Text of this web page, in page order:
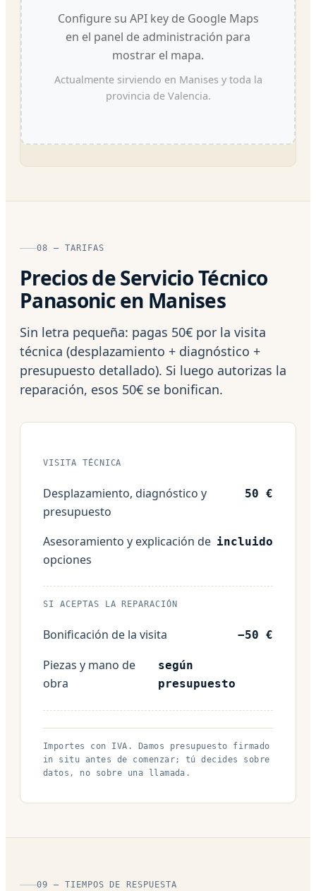
Configure su API key de Google Maps
en el panel de administración para
mostrar el mapa.
Actualmente sirviendo en Manises y toda la
provincia de Valencia.
08 — TARIFAS
Precios de Servicio Técnico
Panasonic en Manises
Sin letra pequeña: pagas 50€ por la visita
técnica (desplazamiento + diagnóstico +
presupuesto detallado). Si luego autorizas la
reparación, esos 50€ se bonifican.
VISITA TÉCNICA
Desplazamiento, diagnóstico y
presupuesto
50 €
Asesoramiento y explicación de
opciones
incluido
SI ACEPTAS LA REPARACIÓN
Bonificación de la visita −50 €
Piezas y mano de
obra
según
presupuesto
Importes con IVA. Damos presupuesto firmado
in situ antes de comenzar; tú decides sobre
datos, no sobre una llamada.
09 — TIEMPOS DE RESPUESTA